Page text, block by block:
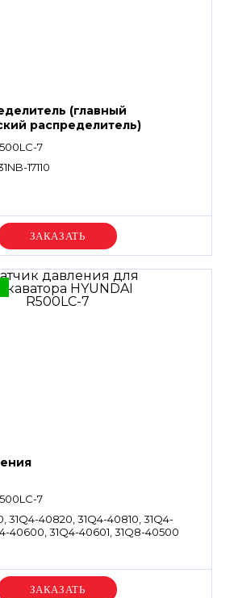
(главный
распределитель)
7
17110
Уточняйте цену
7
31Q4-40820, 31Q4-40810, 31Q4-
40600, 31Q4-40601, 31Q8-40500
Уточняйте цену